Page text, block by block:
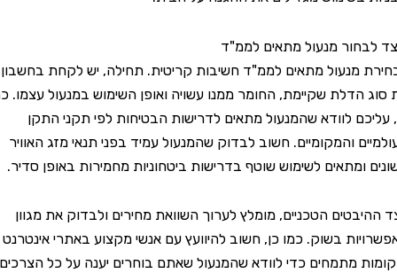
מנעול מתאים לממ"ד
מנעול מתאים לממ"ד חשיבות קריטית. תחילה, יש לקחת בחשבון
שקיימת, החומר ממנו עשויה ואופן השימוש במנעול עצמו. כמו
לוודא שהמנעול מתאים לדרישות הבטיחות לפי תקני התקן
והמקומיים. חשוב לבדוק שהמנעול עמיד בפני תנאי מזג האוויר
לשימוש שוטף בדרישות ביטחוניות מחמירות באופן סדיר.
הטכניים, מומלץ לערוך השוואת מחירים ולבדוק את מגוון
בשוק. כמו כן, חשוב להיוועץ עם אנשי מקצוע באתרי אינטרנט
מתמחים כדי לוודא שהמנעול שאתם בוחרים יענה על כל הצרכים